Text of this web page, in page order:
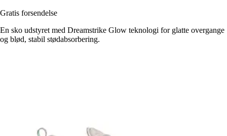
Gratis forsendelse
En sko udstyret med Dreamstrike Glow teknologi for glatte overgange
og blød, stabil stødabsorbering.